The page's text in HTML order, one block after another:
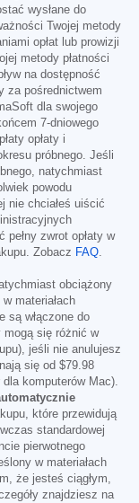
wysłane do
Twojej metody
opłat lub prowizji
metody płatności
na dostępność
za pośrednictwem
dla swojego
7-dniowego
opłaty i
próbnego. Jeśli
natychmiast
powodu
nie chciałeś uiścić
zwrot opłaty w
Zobacz FAQ.
obciążony
materiałach
są włączone do
mogą się różnić w
jeśli nie anulujesz
się od $79.98
dla komputerów Mac).
które przewidują
standardowej
pierwotnego
w materiałach
że jesteś ciągłym,
znajdziesz na